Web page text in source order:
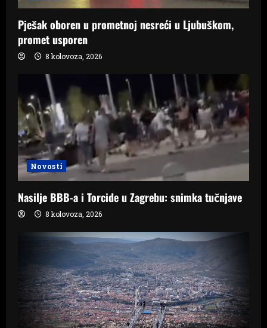
Pješak oboren u prometnoj nesreći u Ljubuškom,
promet usporen
8 kolovoza, 2026
Novosti
Nasilje BBB-a i Torcide u Zagrebu: snimka tučnjave
8 kolovoza, 2026